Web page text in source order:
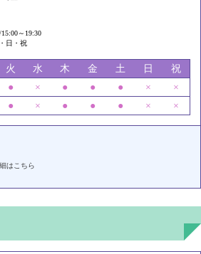
～19:30
日・祝
火 水 木 金 土 日
祝
● × ● ● ● ×
×
● × ● ● ● × ×